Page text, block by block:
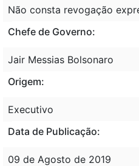
Não consta revogação
Chefe de Governo:
Jair Messias Bolsonaro
Origem:
Executivo
Data de Publicação:
09 de Agosto de 2019